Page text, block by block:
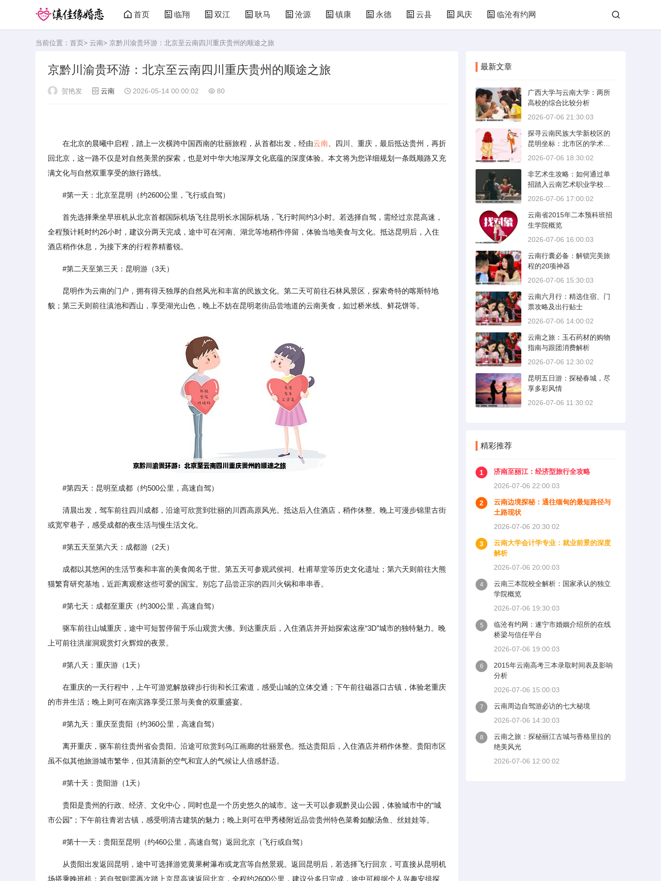
首页 临翔 双江 耿马 沧源 镇康 永德 云县 凤庆 临沧有约网
当前位置： 首页> 云南> 京黔川渝贵环游：北京至云南四川重庆贵州的顺途之旅
京黔川渝贵环游：北京至云南四川重庆贵州的顺途之旅
贺艳发 云南 2026-05-14 00:00:02 80
在北京的晨曦中启程，踏上一次横跨中国西南的壮丽旅程，从首都出发，经由云南 、四川、重庆，最后抵达贵州，再折
回北京，这一路不仅是对自然美景的探索，也是对中华大地深厚文化底蕴的深度体验。本文将为您详细规划一条既顺路又充
满文化与自然双重享受的旅行路线。
#第一天：北京至昆明（约2600公里，飞行或自驾）
首先选择乘坐早班机从北京首都国际机场飞往昆明长水国际机场，飞行时间约3小时。若选择自驾，需经过京昆高速，
全程预计耗时约26小时，建议分两天完成，途中可在河南、湖北等地稍作停留，体验当地美食与文化。抵达昆明后，入住
酒店稍作休息，为接下来的行程养精蓄锐。
#第二天至第三天：昆明游（3天）
昆明作为云南的门户，拥有得天独厚的自然风光和丰富的民族文化。第二天可前往石林风景区，探索奇特的喀斯特地
貌；第三天则前往滇池和西山，享受湖光山色，晚上不妨在昆明老街品尝地道的云南美食，如过桥米线、鲜花饼等。
#第四天：昆明至成都（约500公里，高速自驾）
清晨出发，驾车前往四川成都，沿途可欣赏到壮丽的川西高原风光。抵达后入住酒店，稍作休整。晚上可漫步锦里古街
或宽窄巷子，感受成都的夜生活与慢生活文化。
#第五天至第六天：成都游（2天）
成都以其悠闲的生活节奏和丰富的美食闻名于世。第五天可参观武侯祠、杜甫草堂等历史文化遗址；第六天则前往大熊
猫繁育研究基地，近距离观察这些可爱的国宝。别忘了品尝正宗的四川火锅和串串香。
#第七天：成都至重庆（约300公里，高速自驾）
驱车前往山城重庆，途中可短暂停留于乐山观赏大佛。到达重庆后，入住酒店并开始探索这座“3D”城市的独特魅力。晚
上可前往洪崖洞观赏灯火辉煌的夜景。
#第八天：重庆游（1天）
在重庆的一天行程中，上午可游览解放碑步行街和长江索道，感受山城的立体交通；下午前往磁器口古镇，体验老重庆
的市井生活；晚上则可在南滨路享受江景与美食的双重盛宴。
#第九天：重庆至贵阳（约360公里，高速自驾）
离开重庆，驱车前往贵州省会贵阳。沿途可欣赏到乌江画廊的壮丽景色。抵达贵阳后，入住酒店并稍作休整。贵阳市区
虽不似其他旅游城市繁华，但其清新的空气和宜人的气候让人倍感舒适。
#第十天：贵阳游（1天）
贵阳是贵州的行政、经济、文化中心，同时也是一个历史悠久的城市。这一天可以参观黔灵山公园，体验城市中的“城
市公园”；下午前往青岩古镇，感受明清古建筑的魅力；晚上则可在甲秀楼附近品尝贵州特色菜肴如酸汤鱼、丝娃娃等。
#第十一天：贵阳至昆明（约460公里，高速自驾）返回北京（飞行或自驾）
从贵阳出发返回昆明，途中可选择游览黄果树瀑布或龙宫等自然景观。返回昆明后，若选择飞行回京，可直接从昆明机
场搭乘晚班机；若自驾则需再次踏上京昆高速返回北京，全程约2600公里，建议分多日完成，途中可根据个人兴趣安排探
最新文章
广西大学与云南大学：两所
高校的综合比较分析
2026-07-06 21:30:03
探寻云南民族大学新校区的
昆明坐标：北市区的学术绿
洲
2026-07-06 18:30:02
非艺术生攻略：如何通过单
招踏入云南艺术职业学校的
艺术殿堂
2026-07-06 17:00:02
云南省2015年二本预科班招
生学院概览
2026-07-06 16:00:03
云南行囊必备：解锁完美旅
程的20项神器
2026-07-06 15:30:03
云南六月行：精选住宿、门
票攻略及出行贴士
2026-07-06 14:00:02
云南之旅：玉石药材的购物
指南与跟团消费解析
2026-07-06 12:30:02
昆明五日游：探秘春城，尽
享多彩风情
2026-07-06 11:30:02
精彩推荐
1
济南至丽江：经济型旅行全攻略
2026-07-06 22:00:03
2
云南边境探秘：通往缅甸的最短路径与
土路现状
2026-07-06 20:30:02
3
云南大学会计学专业：就业前景的深度
解析
2026-07-06 20:00:03
4
云南三本院校全解析：国家承认的独立
学院概览
2026-07-06 19:30:03
5
临沧有约网：遂宁市婚姻介绍所的在线
桥梁与信任平台
2026-07-06 19:00:03
6
2015年云南高考三本录取时间表及影响
分析
2026-07-06 15:00:03
7
云南周边自驾游必访的七大秘境
2026-07-06 14:30:03
8
云南之旅：探秘丽江古城与香格里拉的
绝美风光
2026-07-06 12:00:02